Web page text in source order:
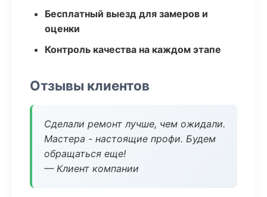
Бесплатный выезд для замеров и
оценки
Контроль качества на каждом этапе
Отзывы клиентов
Сделали ремонт лучше, чем ожидали.
Мастера - настоящие профи. Будем
обращаться еще!
— Клиент компании